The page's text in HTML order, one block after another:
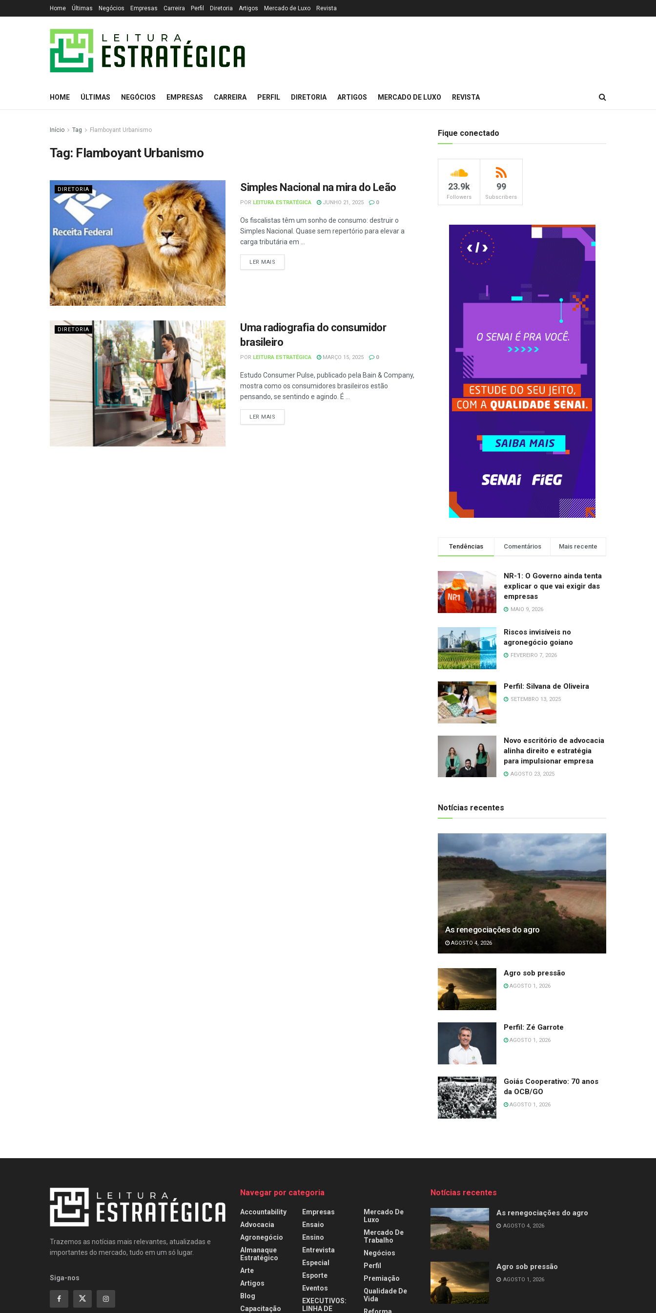
Home Últimas Negócios Empresas Carreira Perfil Diretoria Artigos Mercado de Luxo Revista
HOME ÚLTIMAS NEGÓCIOS EMPRESAS CARREIRA PERFIL DIRETORIA ARTIGOS MERCADO DE LUXO REVISTA
Início Tag Flamboyant Urbanismo
Tag: Flamboyant Urbanismo
DIRETORIA Simples Nacional na mira do Leão
POR LEITURA ESTRATÉGICA JUNHO 21, 2025 0
Os fiscalistas têm um sonho de consumo: destruir o
Simples Nacional. Quase sem repertório para elevar a
carga tributária em ...
LER MAIS
DIRETORIA
Uma radiografia do consumidor
brasileiro
POR LEITURA ESTRATÉGICA MARÇO 15, 2025 0
Estudo Consumer Pulse, publicado pela Bain & Company,
mostra como os consumidores brasileiros estão
pensando, se sentindo e agindo. É ...
LER MAIS
Fique conectado
23.9k
Followers
99
Subscribers
Tendências Comentários Mais recente
NR-1: O Governo ainda tenta
explicar o que vai exigir das
empresas
MAIO 9, 2026
Riscos invisíveis no
agronegócio goiano
FEVEREIRO 7, 2026
Perfil: Silvana de Oliveira
SETEMBRO 13, 2025
Novo escritório de advocacia
alinha direito e estratégia
para impulsionar empresa
AGOSTO 23, 2025
Notícias recentes
As renegociações do agro
AGOSTO 4, 2026
Agro sob pressão
AGOSTO 1, 2026
Perfil: Zé Garrote
AGOSTO 1, 2026
Goiás Cooperativo: 70 anos
da OCB/GO
AGOSTO 1, 2026
Trazemos as notícias mais relevantes, atualizadas e
importantes do mercado, tudo em um só lugar.
Siga-nos
Navegar por categoria
Accountability
Advocacia
Agronegócio
Almanaque
Estratégico
Arte
Artigos
Blog
Capacitação
Empresas
Ensaio
Ensino
Entrevista
Especial
Esporte
Eventos
EXECUTIVOS:
LINHA DE
Mercado De
Luxo
Mercado De
Trabalho
Negócios
Perfil
Premiação
Qualidade De
Vida
Reforma
Notícias recentes
As renegociações do agro
AGOSTO 4, 2026
Agro sob pressão
AGOSTO 1, 2026